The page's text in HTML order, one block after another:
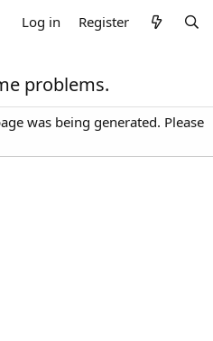
Log in Register
problems.
was being generated. Please